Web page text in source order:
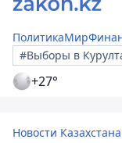
ПолитикаМир
#Выборы в
+27°
Новости